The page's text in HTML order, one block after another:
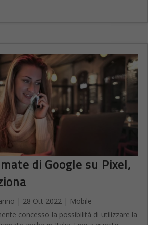
di Google su Pixel,
| 28 Ott 2022| Mobile
concesso la possibilità di utilizzare la